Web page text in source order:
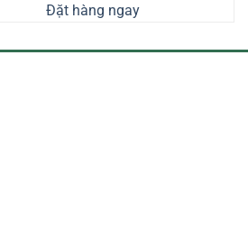
7.010.000₫.
3.464.000₫.
Đặt hàng ngay